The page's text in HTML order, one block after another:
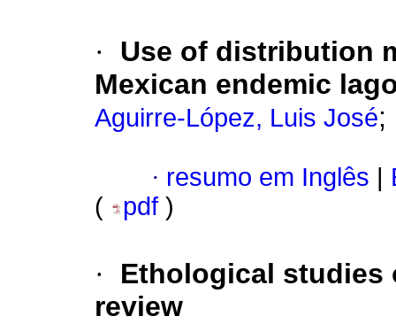
·
Use of distribution
Mexican endemic
Aguirre-López, Luis José;
· resumo em Inglês
(
pdf )
·
Ethological studies
review